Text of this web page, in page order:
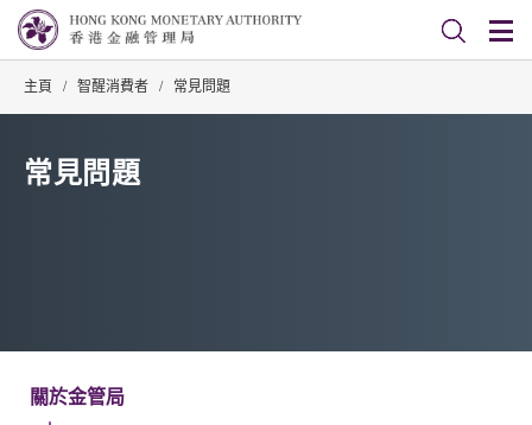
主頁 / 智醒消費者 / 常見問題
常見問題
關於金管局